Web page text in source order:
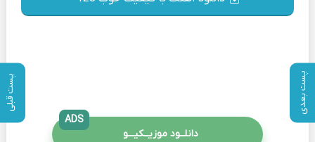
پست بعدی پست قبلی
دانلــود موزیــکیـــو
ADS